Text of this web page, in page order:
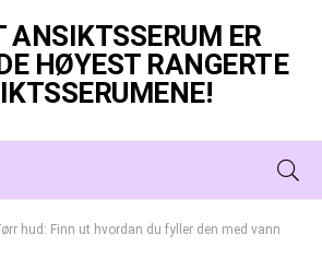
ANSIKTSSERUM ER
HØYEST RANGERTE
hud: Finn ut hvordan du fyller den med vann